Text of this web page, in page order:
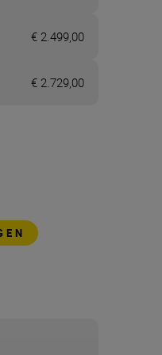
€ 2.499,00
€ 2.729,00